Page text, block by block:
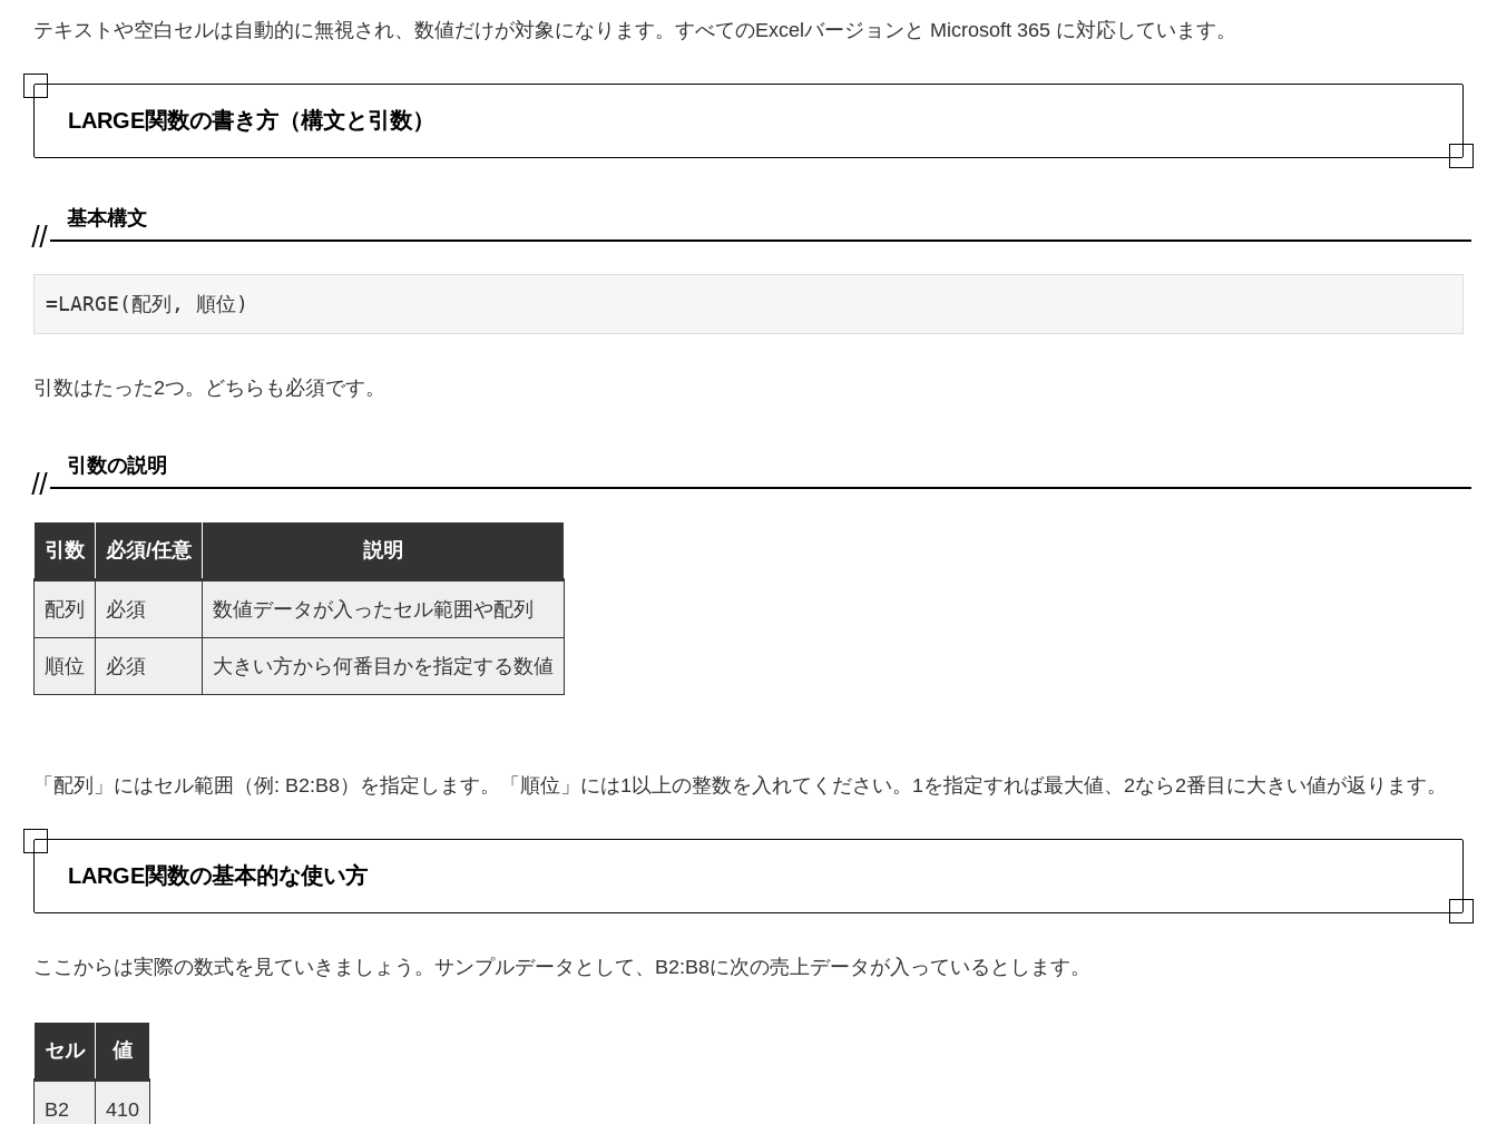
テキストや空白セルは自動的に無視され、数値だけが対象になります。すべてのExcelバージョンと Microsoft 365 に対応しています。
LARGE関数の書き方（構文と引数）
基本構文
=LARGE(配列, 順位)
引数はたった2つ。どちらも必須です。
引数の説明
引数 必須/任意 説明
配列 必須 数値データが入ったセル範囲や配列
順位 必須 大きい方から何番目かを指定する数値
「配列」にはセル範囲（例: B2:B8）を指定します。「順位」には1以上の整数を入れてください。1を指定すれば最大値、2なら2番目に大きい値が返ります。
LARGE関数の基本的な使い方
ここからは実際の数式を見ていきましょう。サンプルデータとして、B2:B8に次の売上データが入っているとします。
セル 値
B2 410